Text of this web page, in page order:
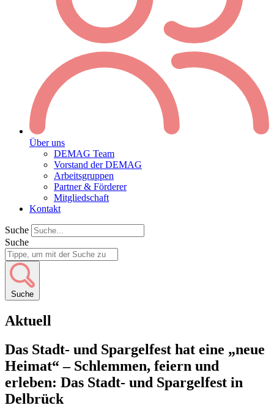
Über uns
DEMAG Team
Vorstand der DEMAG
Arbeitsgruppen
Partner & Förderer
Mitgliedschaft
Kontakt
Suche
Suche
Suche
Aktuell
Das Stadt- und Spargelfest hat eine „neue
Heimat“ – Schlemmen, feiern und
erleben: Das Stadt- und Spargelfest in
Delbrück